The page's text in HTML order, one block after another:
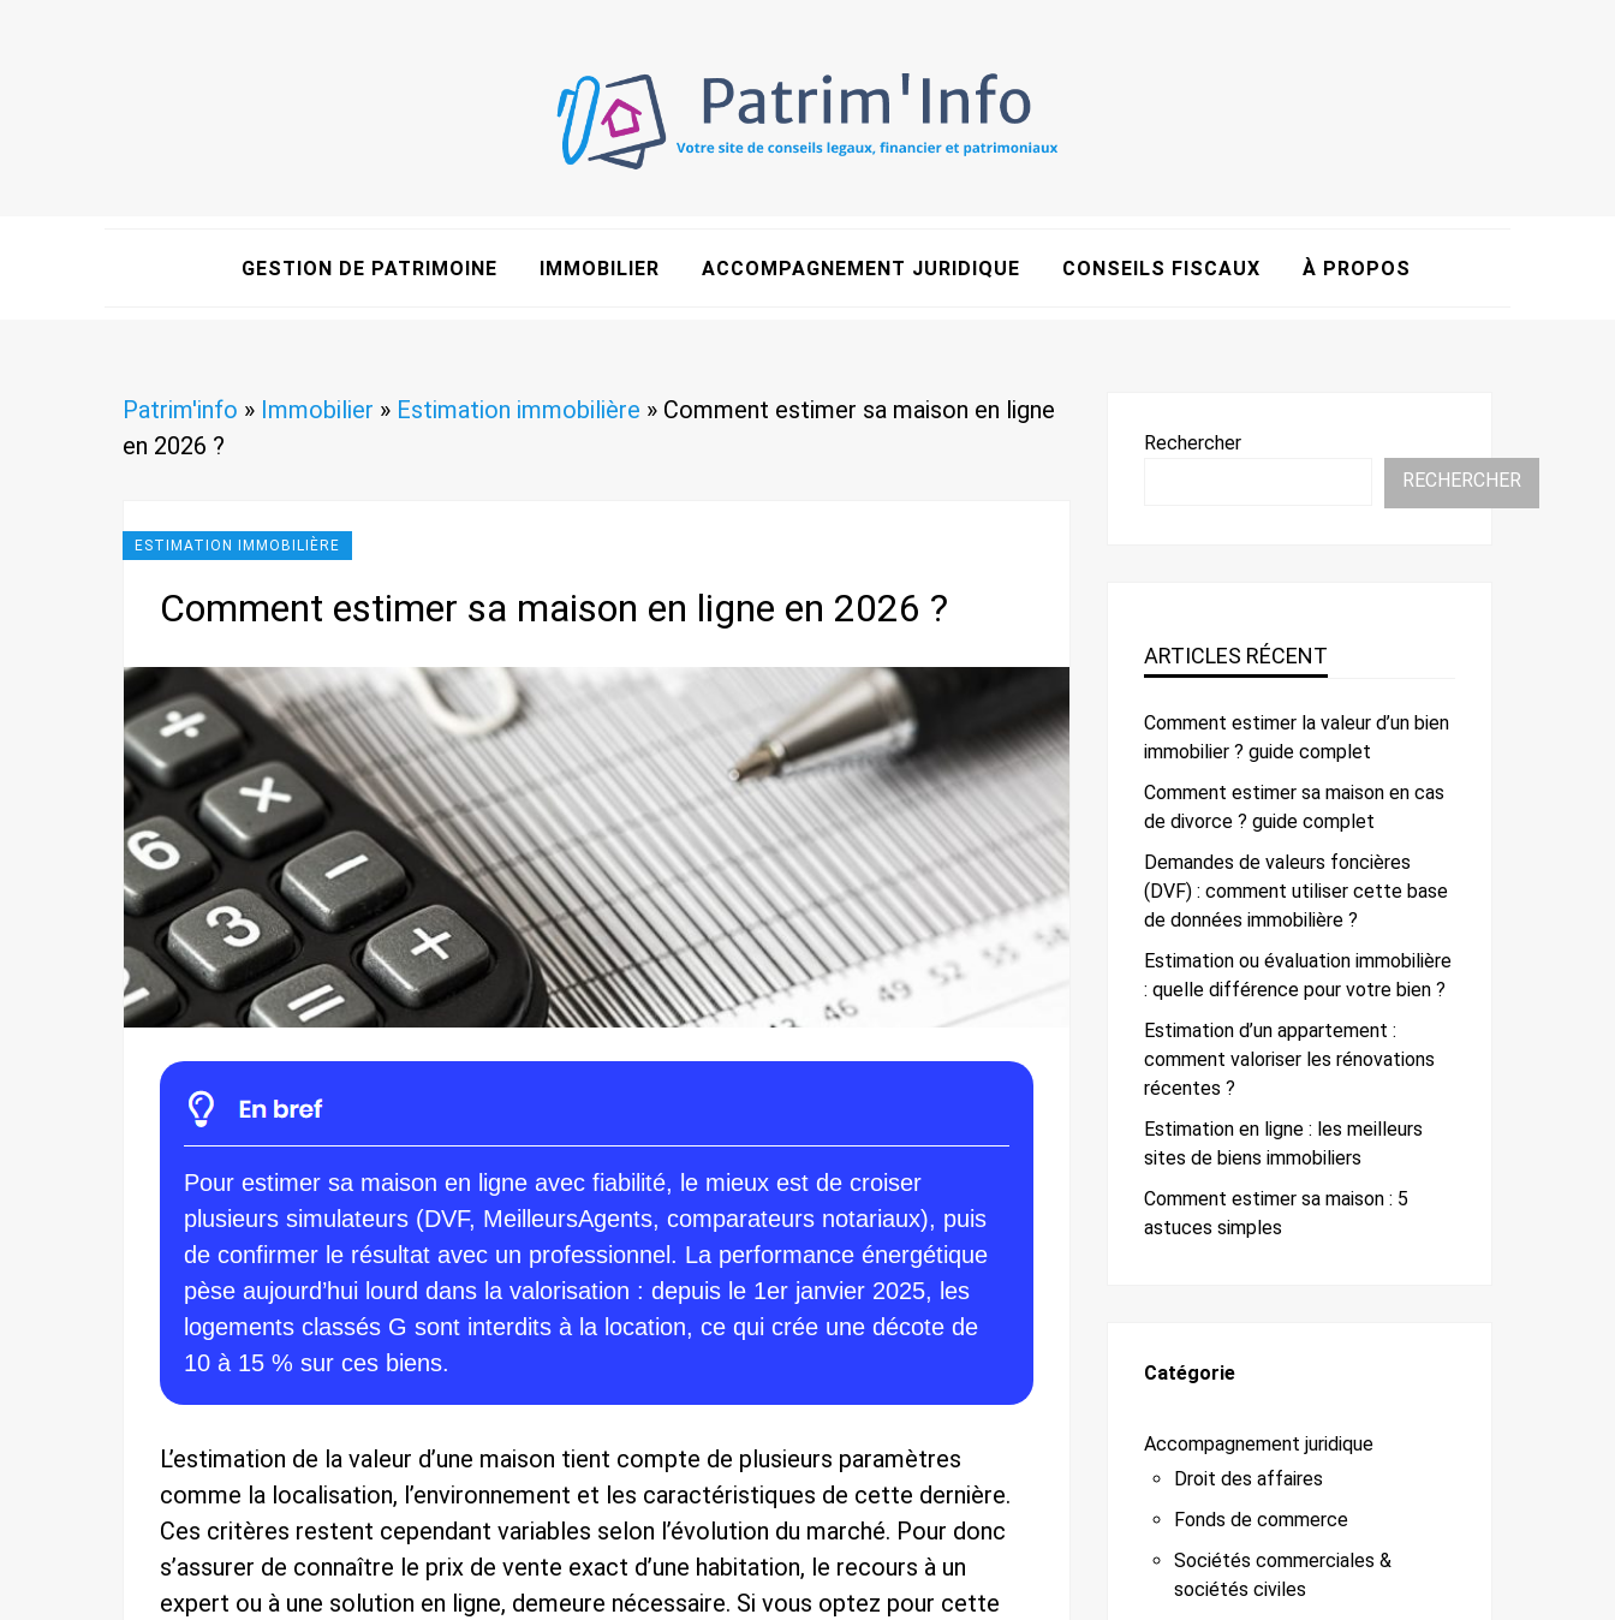
GESTION DE PATRIMOINE IMMOBILIER ACCOMPAGNEMENT JURIDIQUE CONSEILS FISCAUX À PROPOS
Patrim'info » Immobilier » Estimation immobilière » Comment estimer sa maison en ligne
en 2026 ?
ESTIMATION IMMOBILIÈRE
Comment estimer sa maison en ligne en 2026 ?
Pour estimer sa maison en ligne avec fiabilité, le mieux est de croiser
plusieurs simulateurs (DVF, MeilleursAgents, comparateurs notariaux), puis
de confirmer le résultat avec un professionnel. La performance énergétique
pèse aujourd’hui lourd dans la valorisation : depuis le 1er janvier 2025, les
logements classés G sont interdits à la location, ce qui crée une décote de
10 à 15 % sur ces biens.
L’estimation de la valeur d’une maison tient compte de plusieurs paramètres
comme la localisation, l’environnement et les caractéristiques de cette dernière.
Ces critères restent cependant variables selon l’évolution du marché. Pour donc
s’assurer de connaître le prix de vente exact d’une habitation, le recours à un
expert ou à une solution en ligne, demeure nécessaire. Si vous optez pour cette
Rechercher
RECHERCHER
ARTICLES RÉCENT
Comment estimer la valeur d’un bien
immobilier ? guide complet
Comment estimer sa maison en cas
de divorce ? guide complet
Demandes de valeurs foncières
(DVF) : comment utiliser cette base
de données immobilière ?
Estimation ou évaluation immobilière
: quelle différence pour votre bien ?
Estimation d’un appartement :
comment valoriser les rénovations
récentes ?
Estimation en ligne : les meilleurs
sites de biens immobiliers
Comment estimer sa maison : 5
astuces simples
Catégorie
Accompagnement juridique
Droit des affaires
Fonds de commerce
Sociétés commerciales &
sociétés civiles